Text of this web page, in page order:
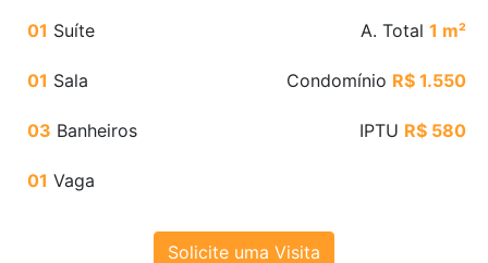
01 Suíte
01 Sala
03 Banheiros
01 Vaga
A. Total 1 m²
Condomínio R$ 1.550
IPTU R$ 580
Solicite uma Visita